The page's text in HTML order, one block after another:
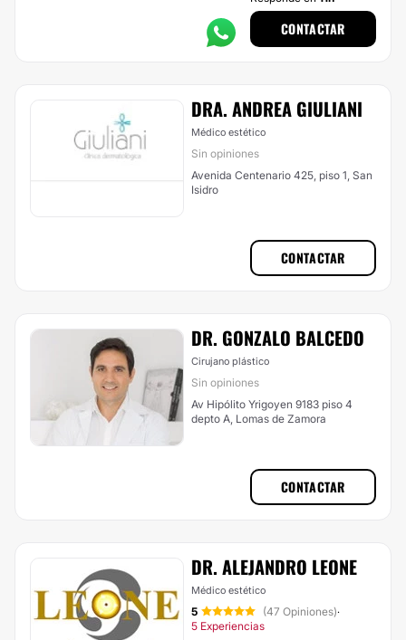
CONTACTAR
DRA. ANDREA GIULIANI
Médico estético
Sin opiniones
Avenida Centenario 425, piso 1, San
Isidro
CONTACTAR
DR. GONZALO BALCEDO
Cirujano plástico
Sin opiniones
Av Hipólito Yrigoyen 9183 piso 4
depto A, Lomas de Zamora
CONTACTAR
DR. ALEJANDRO LEONE
Médico estético
5 (47 Opiniones)·
5 Experiencias